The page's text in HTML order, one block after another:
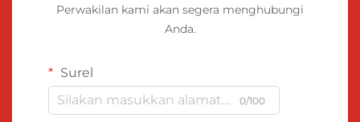
Perwakilan kami akan segera menghubungi
Anda.
Surel
0/100